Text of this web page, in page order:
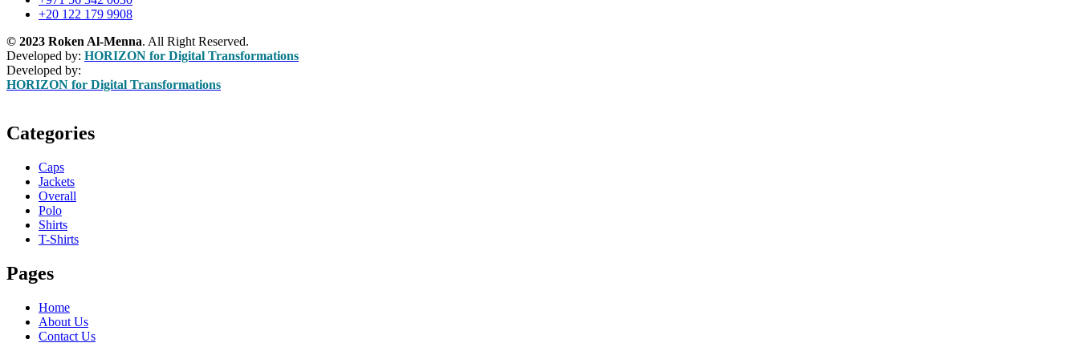
+20 122 179 9908
© 2023 Roken Al-Menna. All Right Reserved.
Developed by: HORIZON for Digital Transformations
Developed by:
HORIZON for Digital Transformations
Categories
Caps
Jackets
Overall
Polo
Shirts
T-Shirts
Pages
Home
About Us
Contact Us